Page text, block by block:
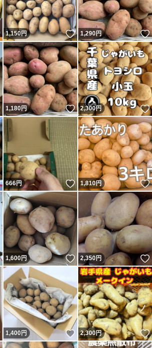
いいね！
1,150円 いいね！
1,290円
いいね！
1,180円 いいね！
2,300円
いいね！
666円 いいね！
1,810円
いいね！
1,600円 いいね！
2,350円
いいね！
1,400円 いいね！
2,300円